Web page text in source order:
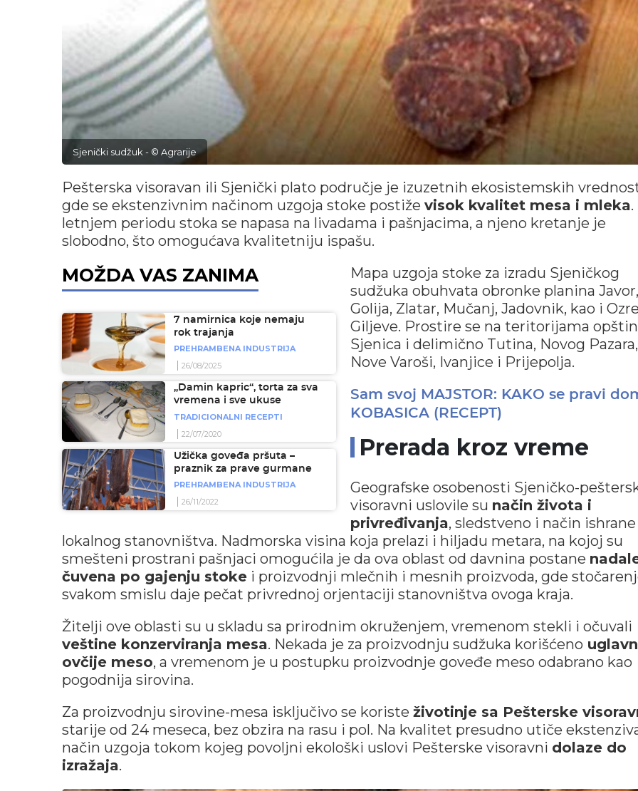
Sjenički sudžuk - © Agrarije
Pešterska visoravan ili Sjenički plato područje je izuzetnih ekosistemskih
gde se ekstenzivnim načinom uzgoja stoke postiže visok kvalitet mesa i mleka.
letnjem periodu stoka se napasa na livadama i pašnjacima, a njeno kretanje je
slobodno, što omogućava kvalitetniju ispašu.
MOŽDA VAS ZANIMA
7 namirnica koje nemaju
rok trajanja
PREHRAMBENA INDUSTRIJA
26/08/2025
„Damin kapric“, torta za sva
vremena i sve ukuse
TRADICIONALNI RECEPTI
22/07/2020
Užička goveđa pršuta –
praznik za prave gurmane
PREHRAMBENA INDUSTRIJA
26/11/2022
Mapa uzgoja stoke za izradu Sjeničkog
sudžuka obuhvata obronke planina Javor,
Golija, Zlatar, Mučanj, Jadovnik, kao i
Giljeve. Prostire se na teritorijama
Sjenica i delimično Tutina, Novog Pazara,
Nove Varoši, Ivanjice i Prijepolja.
Sam svoj MAJSTOR: KAKO se pravi
KOBASICA (RECEPT)
Prerada kroz vreme
Geografske osobenosti Sjeničko-
visoravni uslovile su način života i
privređivanja, sledstveno i način ishrane
lokalnog stanovništva. Nadmorska visina koja prelazi i hiljadu metara, na kojoj su
smešteni prostrani pašnjaci omogućila je da ova oblast od davnina postane
čuvena po gajenju stoke i proizvodnji mlečnih i mesnih proizvoda, gde
svakom smislu daje pečat privrednoj orjentaciji stanovništva ovoga kraja.
Žitelji ove oblasti su u skladu sa prirodnim okruženjem, vremenom stekli i očuvali
veštine konzerviranja mesa. Nekada je za proizvodnju sudžuka korišćeno
ovčije meso, a vremenom je u postupku proizvodnje goveđe meso odabrano kao
pogodnija sirovina.
Za proizvodnju sirovine-mesa isključivo se koriste životinje sa Pešterske
starije od 24 meseca, bez obzira na rasu i pol. Na kvalitet presudno utiče
način uzgoja tokom kojeg povoljni ekološki uslovi Pešterske visoravni dolaze do
izražaja.